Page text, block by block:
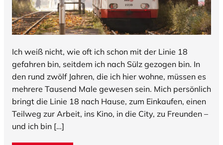
Ich weiß nicht, wie oft ich schon mit der Linie 18
gefahren bin, seitdem ich nach Sülz gezogen bin. In
den rund zwölf Jahren, die ich hier wohne, müssen es
mehrere Tausend Male gewesen sein. Mich persönlich
bringt die Linie 18 nach Hause, zum Einkaufen, einen
Teilweg zur Arbeit, ins Kino, in die City, zu Freunden –
und ich bin […]